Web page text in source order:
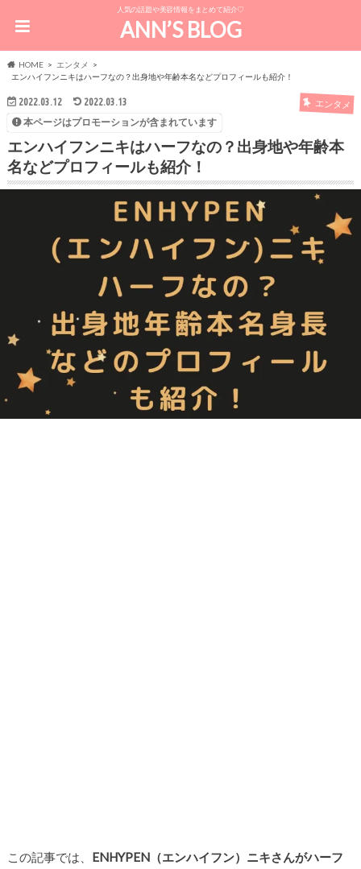
人気の話題や美容情報をまとめて紹介♡
ANN’S BLOG
HOME
エンタメ
エンハイフンニキはハーフなの？出身地や年齢本名などプロフィールも紹介！
2022.03.12 2022.03.13 エンタメ
本ページはプロモーションが含まれています
エンハイフンニキはハーフなの？出身地や年齢本
名などプロフィールも紹介！
この記事では、 ENHYPEN（エンハイフン）ニキさんがハーフ